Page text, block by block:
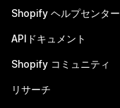
Shopify ヘルプセンター
APIドキュメント
Shopify コミュニティ
リサーチ